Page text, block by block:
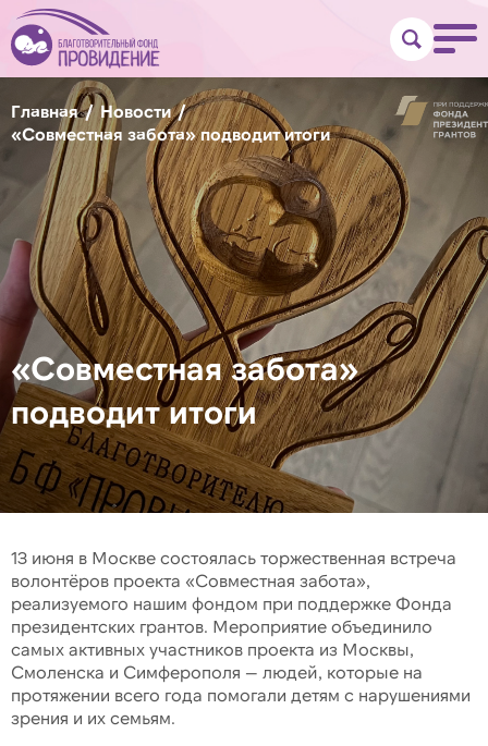
Главная
Новости
«Совместная забота» подводит итоги
«Совместная забота»
подводит итоги
13 июня в Москве состоялась торжественная встреча
волонтёров проекта «Совместная забота»,
реализуемого нашим фондом при поддержке Фонда
президентских грантов. Мероприятие объединило
самых активных участников проекта из Москвы,
Смоленска и Симферополя — людей, которые на
протяжении всего года помогали детям с нарушениями
зрения и их семьям.